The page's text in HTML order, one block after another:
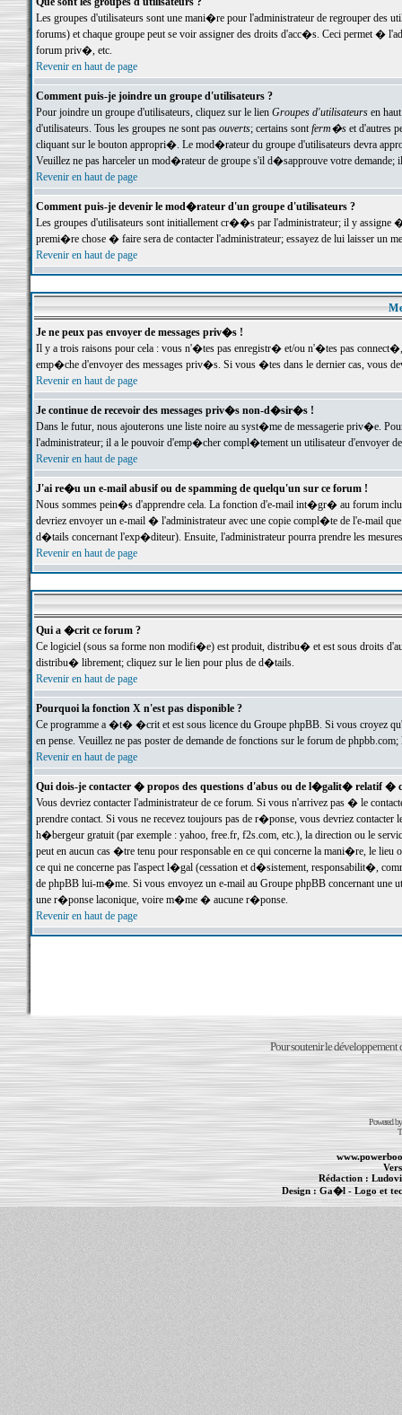
Les groupes d'utilisateurs sont une mani�re pour l'administrateur de regrouper des
forums) et chaque groupe peut se voir assigner des droits d'acc�s. Ceci permet
forum priv�, etc.
Revenir en haut de page
Comment puis-je joindre un groupe d'utilisateurs ?
Pour joindre un groupe d'utilisateurs, cliquez sur le lien Groupes d'utilisateursen haut
d'utilisateurs. Tous les groupes ne sont pas ouverts; certains sontferm�set d'autres
cliquant sur le bouton appropri�. Le mod�rateur du groupe d'utilisateurs devra
Veuillez ne pas harceler un mod�rateur de groupe s'il d�sapprouve votre demande;
Revenir en haut de page
Comment puis-je devenir le mod�rateur d'un groupe d'utilisateurs ?
Les groupes d'utilisateurs sont initiallement cr��s par l'administrateur; il y
premi�re chose � faire sera de contacter l'administrateur; essayez de lui laisser un
Revenir en haut de page
Je ne peux pas envoyer de messages priv�s !
Il y a trois raisons pour cela : vous n'�tes pas enregistr� et/ou n'�tes pas
emp�che d'envoyer des messages priv�s. Si vous �tes dans le dernier cas, vous
Revenir en haut de page
Je continue de recevoir des messages priv�s non-d�sir�s !
Dans le futur, nous ajouterons une liste noire au syst�me de messagerie priv�e.
l'administrateur; il a le pouvoir d'emp�cher compl�tement un utilisateur d'envoyer
Revenir en haut de page
J'ai re�u un e-mail abusif ou de spamming de quelqu'un sur ce forum !
Nous sommes pein�s d'apprendre cela. La fonction d'e-mail int�gr� au forum inclut
devriez envoyer un e-mail � l'administrateur avec une copie compl�te de l'e-mail
d�tails concernant l'exp�diteur). Ensuite, l'administrateur pourra prendre les
Revenir en haut de page
Qui a �crit ce forum ?
Ce logiciel (sous sa forme non modifi�e) est produit, distribu� et est sous droits
distribu� librement; cliquez sur le lien pour plus de d�tails.
Revenir en haut de page
Pourquoi la fonction X n'est pas disponible ?
Ce programme a �t� �crit et est sous licence du Groupe phpBB. Si vous croyez
en pense. Veuillez ne pas poster de demande de fonctions sur le forum de
Revenir en haut de page
Qui dois-je contacter � propos des questions d'abus ou de l�galit� relatif �
Vous devriez contacter l'administrateur de ce forum. Si vous n'arrivez pas � le
prendre contact. Si vous ne recevez toujours pas de r�ponse, vous devriez
h�bergeur gratuit (par exemple : yahoo, free.fr, f2s.com, etc.), la direction ou le
peut en aucun cas �tre tenu pour responsable en ce qui concerne la mani�re, le
ce qui ne concerne pas l'aspect l�gal (cessation et d�sistement, responsabilit�,
de phpBB lui-m�me. Si vous envoyez un e-mail au Groupe phpBB concernant une
une r�ponse laconique, voire m�me � aucune r�ponse.
Revenir en haut de page
Pour soutenir le développement
Powered
Rédaction :
Design :Ga�l- Logo et
Informations :